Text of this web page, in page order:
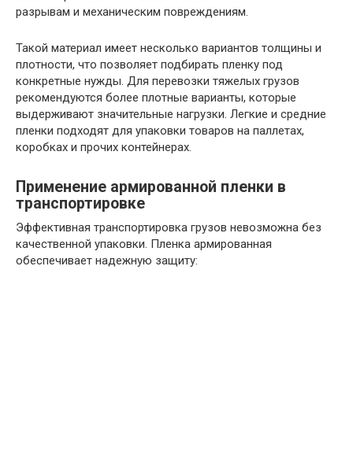
разрывам и механическим повреждениям.
Такой материал имеет несколько вариантов толщины и
плотности, что позволяет подбирать пленку под
конкретные нужды. Для перевозки тяжелых грузов
рекомендуются более плотные варианты, которые
выдерживают значительные нагрузки. Легкие и средние
пленки подходят для упаковки товаров на паллетах,
коробках и прочих контейнерах.
Применение армированной пленки в
транспортировке
Эффективная транспортировка грузов невозможна без
качественной упаковки. Пленка армированная
обеспечивает надежную защиту: